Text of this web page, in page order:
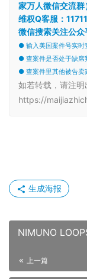
家万人微信交流群
维权Q客服：
微信搜索关注公众
● 输入美国案件号实时
● 查案件是否处于缺席
● 查案件里其他被告卖
如若转载，请注明
https://
生成海报
NIMUNO
上一篇